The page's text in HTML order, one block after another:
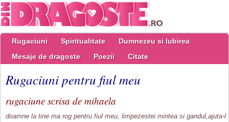
Rugaciuni Spiritualitate
Dumnezeu si Iubirea
Mesaje de dragoste
Poezii Citate
Rugaciuni pentru fiul meu
rugaciune scrisa de mihaela
doamne la tine ma rog pentru fiul meu, limpezestei mintea si gandul,ajuta-l